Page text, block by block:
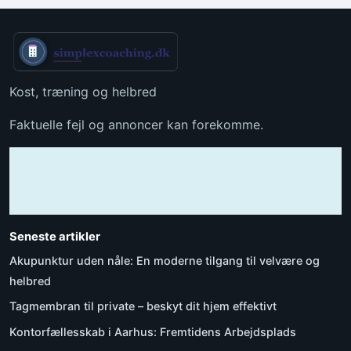
Kost, træning og helbred
Faktuelle fejl og annoncer kan forekomme.
Seneste artikler
Akupunktur uden nåle: En moderne tilgang til velvære og
helbred
Tagmembran til private – beskyt dit hjem effektivt
Kontorfællesskab i Aarhus: Fremtidens Arbejdsplads